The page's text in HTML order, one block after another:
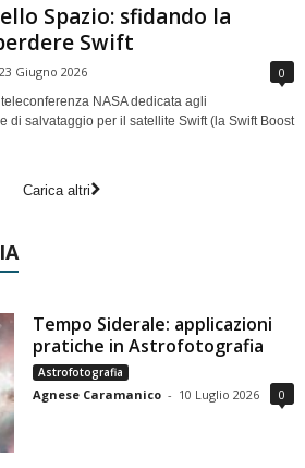
Spazio: sfidando la
Swift
23 Giugno 2026 0
NASA dedicata agli
di salvataggio per il satellite Swift (la Swift Boost
Carica altri
Tempo Siderale: applicazioni
pratiche in Astrofotografia
Astrofotografia
Agnese Caramanico - 10 Luglio 2026 0